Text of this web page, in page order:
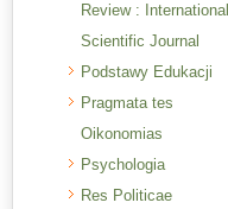
Review : International
Scientific Journal
Podstawy Edukacji
Pragmata tes
Oikonomias
Psychologia
Res Politicae